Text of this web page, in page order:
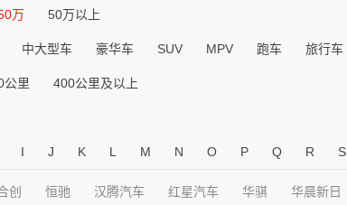
万 50万以上
中大型车 豪华车 SUV MPV 跑车 旅行车
公里 400公里及以上
I J K L M N O P Q R S
创 恒驰 汉腾汽车 红星汽车 华骐 华晨新日